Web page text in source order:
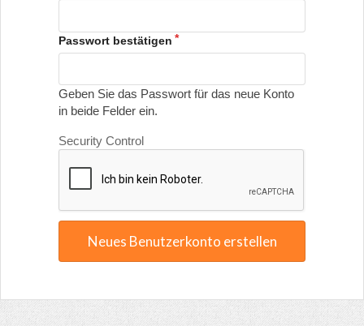
Passwort bestätigen
Geben Sie das Passwort für das neue Konto
in beide Felder ein.
Security Control